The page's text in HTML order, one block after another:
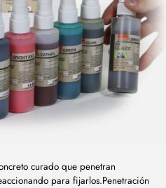
curado que penetran
para fijarlos.Penetración